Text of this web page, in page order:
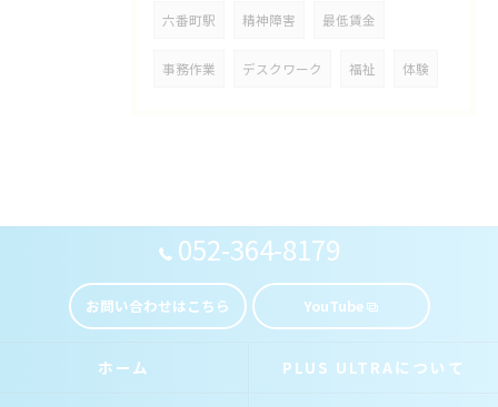
六番町駅 精神障害 最低賃金
事務作業 デスクワーク 福祉 体験
052-364-8179
お問い合わせはこちら YouTube
ホーム PLUS ULTRAについて